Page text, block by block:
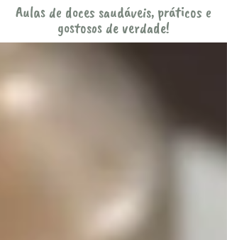
Aulas de doces saudáveis, práticos e
gostosos de verdade!